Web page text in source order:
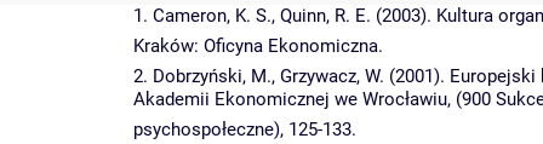
1. Cameron, K. S., Quinn, R. E. (2003). Kultura
Kraków: Oficyna Ekonomiczna.
2. Dobrzyński, M., Grzywacz, W. (2001).
Akademii Ekonomicznej we Wrocławiu, (900
psychospołeczne), 125-133.